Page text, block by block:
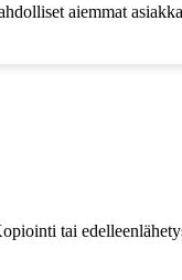
aiemmat
tai